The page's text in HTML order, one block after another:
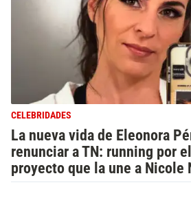
CELEBRIDADES
La nueva vida de Eleonora
renunciar a TN: running por
proyecto que la une a Nicole